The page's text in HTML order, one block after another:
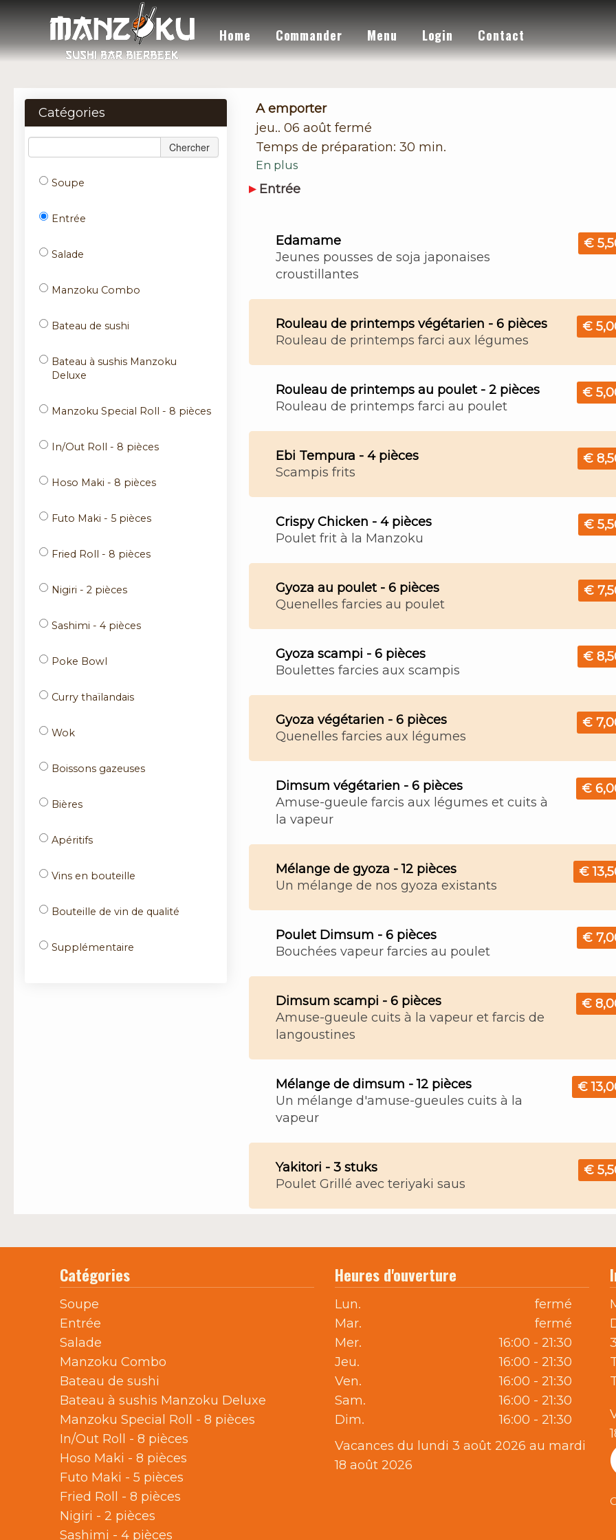
Home Commander Menu Login Contact
Catégories
Chercher
Soupe
Entrée
Salade
Manzoku Combo
Bateau de sushi
Bateau à sushis Manzoku
Deluxe
Manzoku Special Roll - 8 pièces
In/Out Roll - 8 pièces
Hoso Maki - 8 pièces
Futo Maki - 5 pièces
Fried Roll - 8 pièces
Nigiri - 2 pièces
Sashimi - 4 pièces
Poke Bowl
Curry thaïlandais
Wok
Boissons gazeuses
Bières
Apéritifs
Vins en bouteille
Bouteille de vin de qualité
Supplémentaire
A emporter
jeu.. 06 aoûtfermé
Temps de préparation: 30 min.
En plus
Entrée
Edamame
Jeunes pousses de soja japonaises
croustillantes
€
Rouleau de printemps végétarien - 6 pièces
Rouleau de printemps farci aux légumes
€
Rouleau de printemps au poulet - 2 pièces
Rouleau de printemps farci au poulet
€
Ebi Tempura - 4 pièces
Scampis frits
€
Crispy Chicken - 4 pièces
Poulet frit à la Manzoku
€
Gyoza au poulet - 6 pièces
Quenelles farcies au poulet
€
Gyoza scampi - 6 pièces
Boulettes farcies aux scampis
€
Gyoza végétarien - 6 pièces
Quenelles farcies aux légumes
€
Dimsum végétarien - 6 pièces
Amuse-gueule farcis aux légumes et cuits à
la vapeur
€
Mélange de gyoza - 12 pièces
Un mélange de nos gyoza existants
€
Poulet Dimsum - 6 pièces
Bouchées vapeur farcies au poulet
€
Dimsum scampi - 6 pièces
Amuse-gueule cuits à la vapeur et farcis de
langoustines
€
Mélange de dimsum - 12 pièces
Un mélange d'amuse-gueules cuits à la
vapeur
€
Yakitori - 3 stuks
Poulet Grillé avec teriyaki saus
€
Catégories
Soupe
Entrée
Salade
Manzoku Combo
Bateau de sushi
Bateau à sushis Manzoku Deluxe
Manzoku Special Roll - 8 pièces
In/Out Roll - 8 pièces
Hoso Maki - 8 pièces
Futo Maki - 5 pièces
Fried Roll - 8 pièces
Nigiri - 2 pièces
Sashimi - 4 pièces
Heures d'ouverture
Lun.
fermé
Mar.
fermé
Mer.
16:00 - 21:30
Jeu.
16:00 - 21:30
Ven.
16:00 - 21:30
Sam.
16:00 - 21:30
Dim.
16:00 - 21:30
Vacances du lundi 3 août 2026 au mardi
18 août 2026